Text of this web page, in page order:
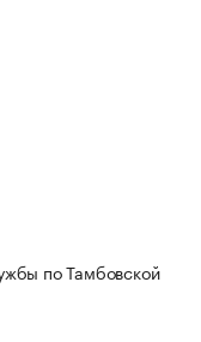
по Тамбовской